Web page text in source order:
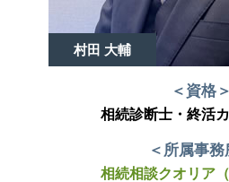
村田 大輔
＜資格＞
相続診断士・終活
＜所属事務
相続相談クオリア（